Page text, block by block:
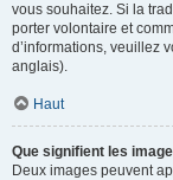
vous souhaitez. Si la
porter volontaire et
d’informations, veuillez
anglais).
Haut
Que signifient les
Deux images peuvent